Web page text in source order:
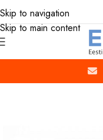
Skip to navigation
Skip to main content